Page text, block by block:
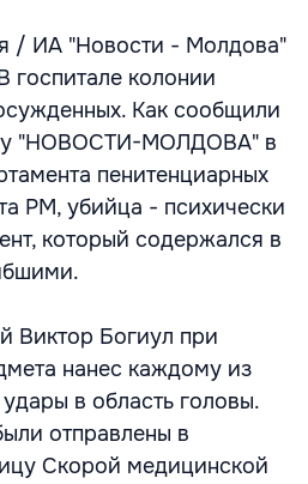
/ ИА "Новости - Молдова"
колонии
Как сообщили
"НОВОСТИ-МОЛДОВА" в
пенитенциарных
РМ, убийца - психически
который содержался в
Виктор Богиул при
нанес каждому из
в область головы.
отправлены в
Скорой медицинской